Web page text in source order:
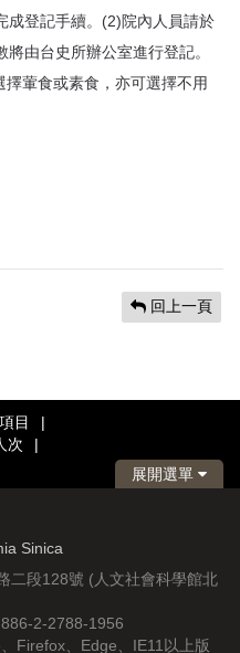
成登記手續。(2)院內人員請於
將由台史所辦公室進行登記。
葷食或素食，亦可選擇不用
回上一頁
目
|
次
|
展開選單
Sinica
二段128號 (人文社會科學館北
2-2788-1956
、Edge、IE11以上版